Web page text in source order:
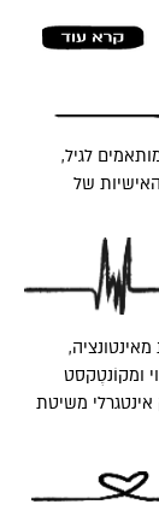
לגיל,
של
ומקוֹנטֶקסט
משיטת